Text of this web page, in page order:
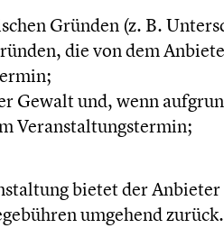
Gründen (z. B.
die von dem
Gewalt und, wenn
Veranstaltungstermin;
bietet der
umgehend zurück.